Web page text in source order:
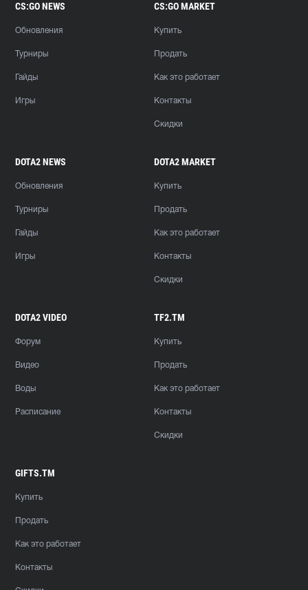
CS:GO NEWS
Обновления
Турниры
Гайды
Игры
CS:GO MARKET
Купить
Продать
Как это работает
Контакты
Скидки
DOTA2 NEWS
Обновления
Турниры
Гайды
Игры
DOTA2 MARKET
Купить
Продать
Как это работает
Контакты
Скидки
DOTA2 VIDEO
Форум
Видео
Воды
Расписание
TF2.TM
Купить
Продать
Как это работает
Контакты
Скидки
GIFTS.TM
Купить
Продать
Как это работает
Контакты